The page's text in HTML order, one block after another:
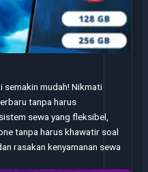
semakin mudah! Nikmati
tanpa harus
sewa yang fleksibel,
tanpa harus khawatir soal
rasakan kenyamanan sewa